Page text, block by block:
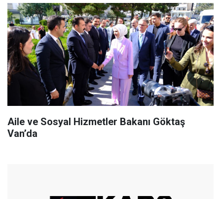
Aile ve Sosyal Hizmetler Bakanı Göktaş
Van’da